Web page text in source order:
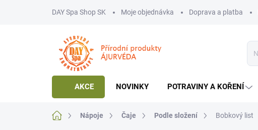
DAY Spa Shop SK Moje objednávka Doprava a platba
AKCE NOVINKY POTRAVINY A KOŘENÍ
Domů Nápoje Čaje Podle složení Bobkový list